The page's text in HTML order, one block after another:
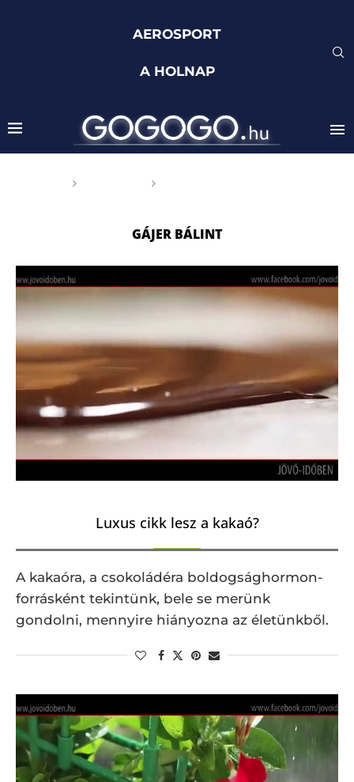
AEROSPORT
A HOLNAP
GÁJER BÁLINT
Luxus cikk lesz a kakaó?
A kakaóra, a csokoládéra boldogsághormon-
forrásként tekintünk, bele se merünk
gondolni, mennyire hiányozna az életünkből.